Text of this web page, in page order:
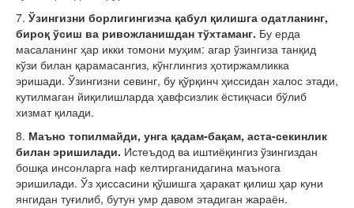
7. Ўзингизни борлигингизча қабул қилишга одатланинг,
бироқ ўсиш ва ривожланишдан тўхтаманг. Бу ерда
масаланинг ҳар икки томони муҳим: агар ўзингиза танқид
кўзи билан қарамасангиз, кўнглингиз ҳотиржамликка
эришади. Ўзингизни севинг, бу қўрқинч ҳиссидан халос этади,
кутилмаган йиқилишларда ҳавфсизлик ёстиқчаси бўлиб
хизмат қилади.
8. Маъно топилмайди, унга қадам-бақам, аста-секинлик
билан эришилади. Истеъдод ва иштиёқингиз ўзингиздан
бошқа инсонларга наф келтирганидагина маънога
эришилади. Ўз ҳиссасини қўшишга ҳаракат қилиш ҳар куни
янгидан туғилиб, бутун умр давом этадиган жараён.